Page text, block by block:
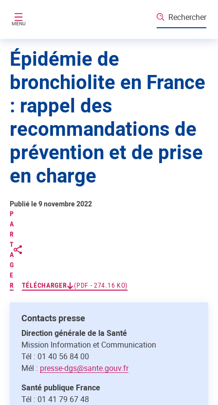
MENU
Rechercher
Épidémie de
bronchiolite en France
: rappel des
recommandations de
prévention et de prise
en charge
P
A
R
T
A
G
E
R
TÉLÉCHARGER (PDF - 274.16 KO)
Publié le 9 novembre 2022
Contacts presse
Direction générale de la Santé
Mission Information et Communication
Tél : 01 40 56 84 00
Mél : presse-dgs@sante.gouv.fr
Santé publique France
Tél : 01 41 79 67 48